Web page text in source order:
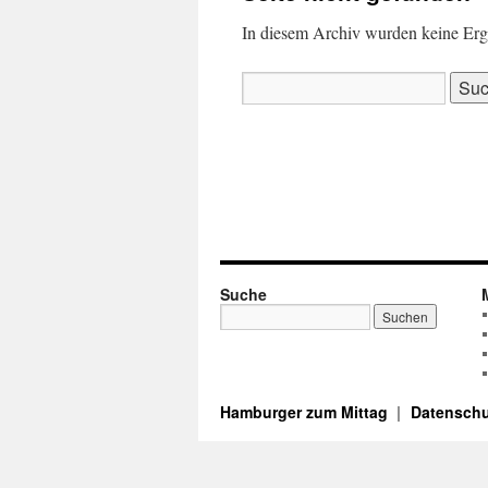
In diesem Archiv wurden keine
nach:
Suche
Hamburger zum Mittag